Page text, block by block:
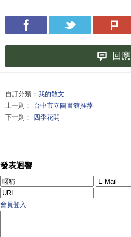
回應
自訂分類： 我的散文
上一則： 台中市立圖書館推荐
下一則： 四季花開
發表迴響
會員登入